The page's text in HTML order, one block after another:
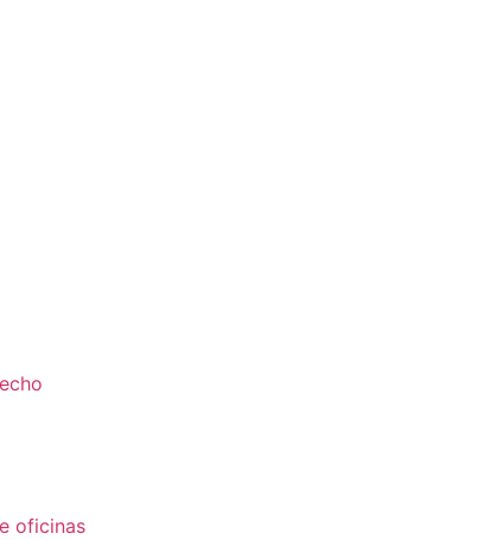
oficinas